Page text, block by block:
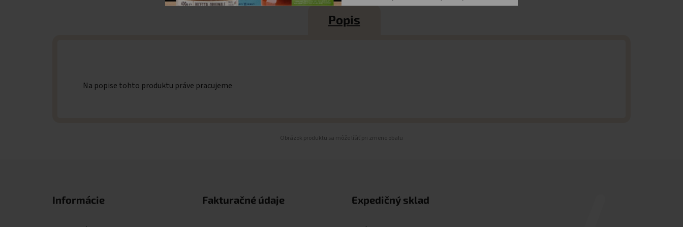
Popis
Na popise tohto produktu práve pracujeme
Obrázok produktu sa môže líšiť pri zmene obalu
Informácie Fakturačné údaje Expedičný sklad